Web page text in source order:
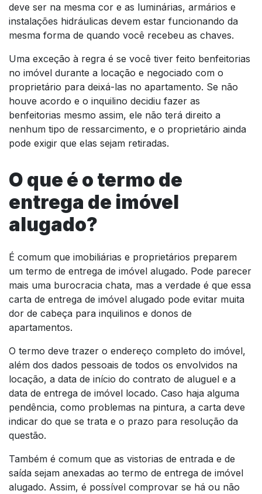
deve ser na mesma cor e as luminárias, armários e
instalações hidráulicas devem estar funcionando da
mesma forma de quando você recebeu as chaves.
Uma exceção à regra é se você tiver feito benfeitorias
no imóvel durante a locação e negociado com o
proprietário para deixá-las no apartamento. Se não
houve acordo e o inquilino decidiu fazer as
benfeitorias mesmo assim, ele não terá direito a
nenhum tipo de ressarcimento, e o proprietário ainda
pode exigir que elas sejam retiradas.
O que é o termo de
entrega de imóvel
alugado?
É comum que imobiliárias e proprietários preparem
um termo de entrega de imóvel alugado. Pode parecer
mais uma burocracia chata, mas a verdade é que essa
carta de entrega de imóvel alugado pode evitar muita
dor de cabeça para inquilinos e donos de
apartamentos.
O termo deve trazer o endereço completo do imóvel,
além dos dados pessoais de todos os envolvidos na
locação, a data de início do contrato de aluguel e a
data de entrega de imóvel locado. Caso haja alguma
pendência, como problemas na pintura, a carta deve
indicar do que se trata e o prazo para resolução da
questão.
Também é comum que as vistorias de entrada e de
saída sejam anexadas ao termo de entrega de imóvel
alugado. Assim, é possível comprovar se há ou não